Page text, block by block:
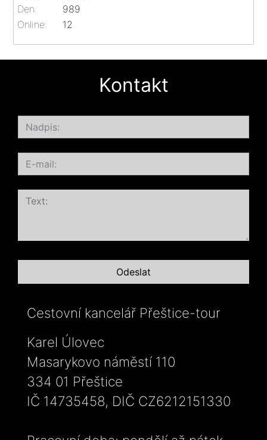
Online: 12
Den:
989
Kontakt
Cestovní kancelář Přeštice-tour
Karel Úlovec
Masarykovo náměstí 110
334 01 Přeštice
IČ 14735458, DIČ CZ6212151330